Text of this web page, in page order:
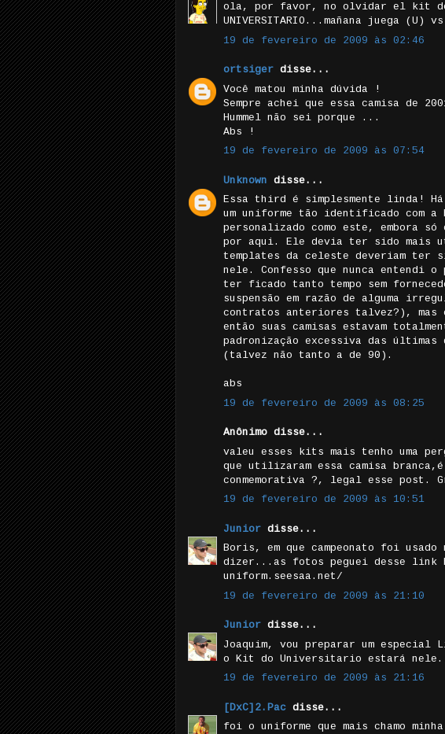
ola, por favor, no olvidar el kit
UNIVERSITARIO...mañana juega (U)
19 de fevereiro de 2009 às 02:46
ortsiger disse...
Você matou minha dúvida !
Sempre achei que essa camisa de
Hummel não sei porque ...
Abs !
19 de fevereiro de 2009 às 07:54
Unknown disse...
Essa third é simplesmente linda!
um uniforme tão identificado com a
personalizado como este, embora só
por aqui. Ele devia ter sido mais
templates da celeste deveriam ter
nele. Confesso que nunca entendi o
ter ficado tanto tempo sem
suspensão em razão de alguma
contratos anteriores talvez?), mas
então suas camisas estavam
padronização excessiva das últimas
(talvez não tanto a de 90).
abs
19 de fevereiro de 2009 às 08:25
Anônimo disse...
valeu esses kits mais tenho uma
que utilizaram essa camisa
conmemorativa ?, legal esse post.
19 de fevereiro de 2009 às 10:51
Junior disse...
Boris, em que campeonato foi
dizer...as fotos peguei desse
uniform.seesaa.net/
19 de fevereiro de 2009 às 21:10
Junior disse...
Joaquim, vou preparar um especial
o Kit do Universitario estará
19 de fevereiro de 2009 às 21:16
[DxC]2.Pac disse...
foi o uniforme que mais chamo